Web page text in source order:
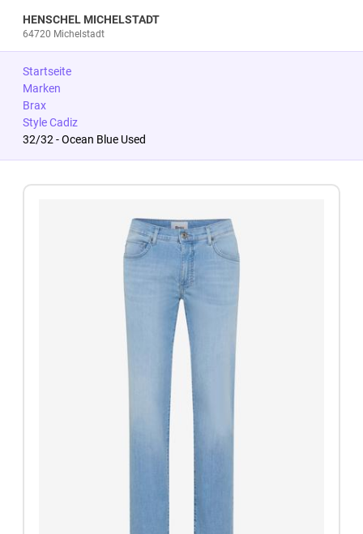
HENSCHEL MICHELSTADT
64720 Michelstadt
Startseite
Marken
Brax
Style Cadiz
32/32 - Ocean Blue Used